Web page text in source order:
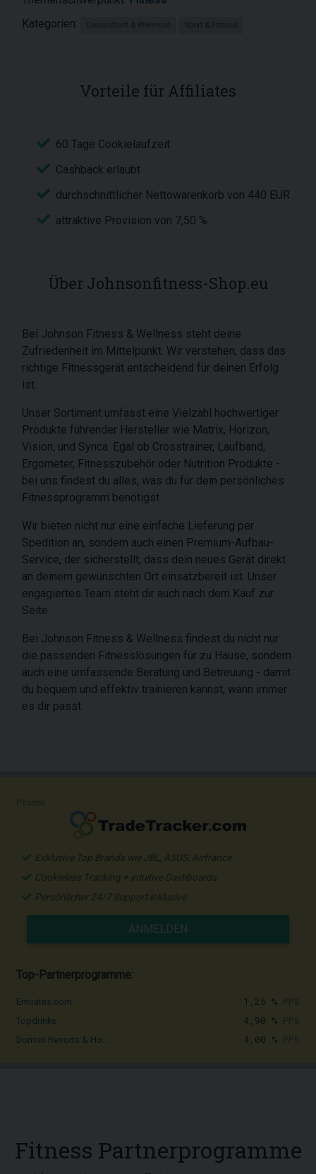
Kategorien:
Gesundheit & Wellness Sport & Fitness
Vorteile für Affiliates
60 Tage Cookielaufzeit
Cashback erlaubt
durchschnittlicher Nettowarenkorb von 440 EUR
attraktive Provision von 7,50 %
Über Johnsonfitness-Shop.eu
Bei Johnson Fitness & Wellness steht deine
Zufriedenheit im Mittelpunkt. Wir verstehen, dass das
richtige Fitnessgerät entscheidend für deinen Erfolg
ist.
Unser Sortiment umfasst eine Vielzahl hochwertiger
Produkte führender Hersteller wie Matrix, Horizon,
Vision, und Synca. Egal ob Crosstrainer, Laufband,
Ergometer, Fitnesszubehör oder Nutrition Produkte -
bei uns findest du alles, was du für dein persönliches
Fitnessprogramm benötigst.
Wir bieten nicht nur eine einfache Lieferung per
Spedition an, sondern auch einen Premium-Aufbau-
Service, der sicherstellt, dass dein neues Gerät direkt
an deinem gewünschten Ort einsatzbereit ist. Unser
engagiertes Team steht dir auch nach dem Kauf zur
Seite.
Bei Johnson Fitness & Wellness findest du nicht nur
die passenden Fitnesslösungen für zu Hause, sondern
auch eine umfassende Beratung und Betreuung - damit
du bequem und effektiv trainieren kannst, wann immer
es dir passt.
Exklusive Top Brands wie JBL, ASUS, Airfrance
Cookieless Tracking + intuitive Dashboards
Persönlicher 24/7 Support inklusive
ANMELDEN
Top-Partnerprogramme:
Emirates.com 1,25 %
Topdrinks 4,90 %
Dormio Resorts & Ho... 4,00 %
Fitness Partnerprogramme